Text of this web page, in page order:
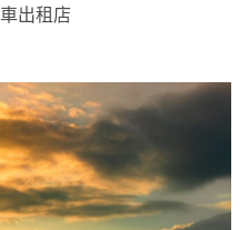
出租店